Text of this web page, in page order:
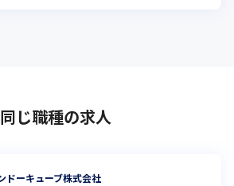
同じ職種の求人
ドーキューブ株式会社